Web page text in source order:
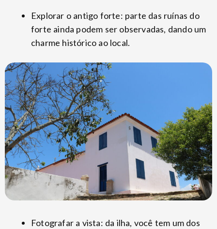
Explorar o antigo forte: parte das ruínas do
forte ainda podem ser observadas, dando um
charme histórico ao local.
Fotografar a vista: da ilha, você tem um dos